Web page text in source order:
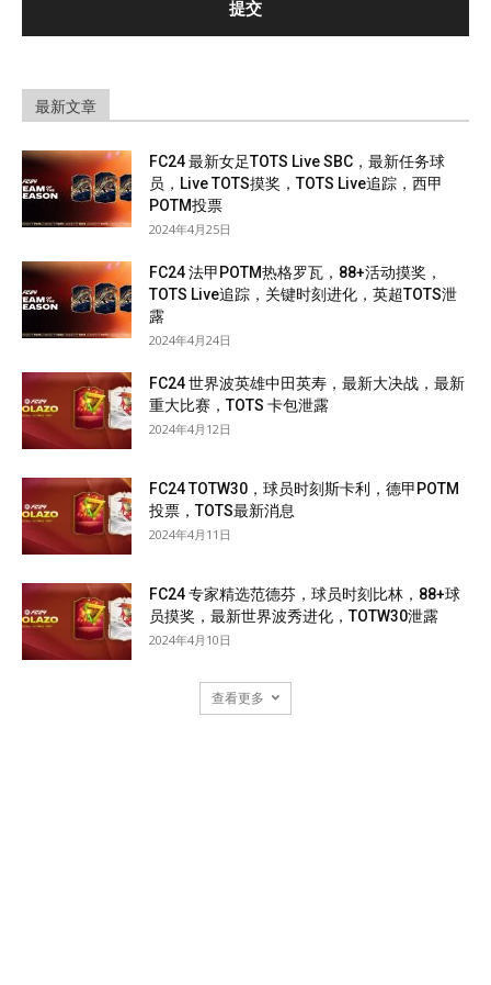
最新文章
FC24 最新女足TOTS Live SBC，最新任务球
员，Live TOTS摸奖，TOTS Live追踪，西甲
POTM投票
2024年4月25日
FC24 法甲POTM热格罗瓦，88+活动摸奖，
TOTS Live追踪，关键时刻进化，英超TOTS泄
露
2024年4月24日
FC24 世界波英雄中田英寿，最新大决战，最新
重大比赛，TOTS 卡包泄露
2024年4月12日
FC24 TOTW30，球员时刻斯卡利，德甲POTM
投票，TOTS最新消息
2024年4月11日
FC24 专家精选范德芬，球员时刻比林，88+球
员摸奖，最新世界波秀进化，TOTW30泄露
2024年4月10日
查看更多